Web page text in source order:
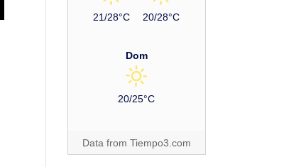
21/28°C 20/28°C
Dom
20/25°C
Data from Tiempo3.com